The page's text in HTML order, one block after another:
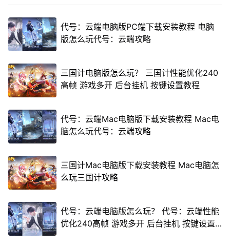
代号：云端电脑版PC端下载安装教程 电脑
版怎么玩代号：云端攻略
三国计电脑版怎么玩？ 三国计性能优化240
高帧 游戏多开 后台挂机 按键设置教程
代号：云端Mac电脑版下载安装教程 Mac电
脑怎么玩代号：云端攻略
三国计Mac电脑版下载安装教程 Mac电脑怎
么玩三国计攻略
代号：云端电脑版怎么玩？ 代号：云端性能
优化240高帧 游戏多开 后台挂机 按键设置